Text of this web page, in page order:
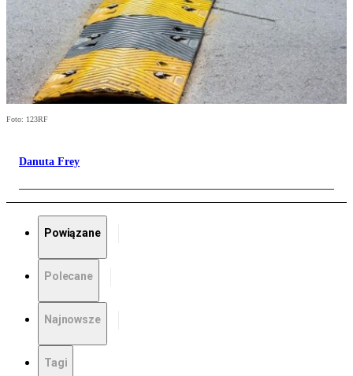
Foto: 123RF
Danuta Frey
Powiązane
Polecane
Najnowsze
Tagi